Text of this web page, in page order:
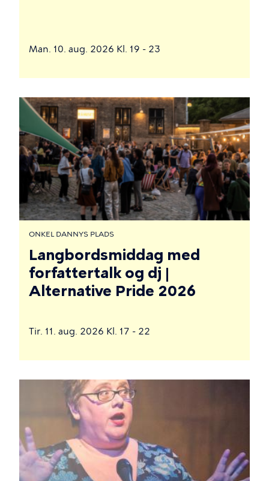
Man. 10. aug. 2026 Kl. 19 - 23
ONKEL DANNYS PLADS
Langbordsmiddag med
forfattertalk og dj |
Alternative Pride 2026
Tir. 11. aug. 2026 Kl. 17 - 22